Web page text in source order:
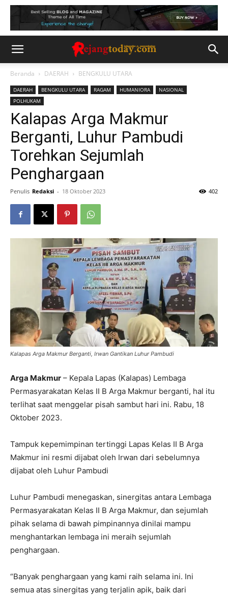
Beranda DAERAH BENGKULU UTARA
DAERAH BENGKULU UTARA RAGAM HUMANIORA
NASIONAL
POLHUKAM
Kalapas Arga Makmur
Berganti, Luhur Pambudi
Torehkan Sejumlah
Penghargaan
Penulis Redaksi - 18 Oktober 2023 402
Kalapas Arga Makmur Berganti, Irwan Gantikan Luhur Pambudi
Arga Makmur – Kepala Lapas (Kalapas) Lembaga
Permasyarakatan Kelas II B Arga Makmur berganti, hal itu
terlihat saat menggelar pisah sambut hari ini. Rabu, 18
Oktober 2023.
Tampuk kepemimpinan tertinggi Lapas Kelas II B Arga
Makmur ini resmi dijabat oleh Irwan dari sebelumnya
dijabat oleh Luhur Pambudi
Luhur Pambudi menegaskan, sinergitas antara Lembaga
Permasyarakatan Kelas II B Arga Makmur, dan sejumlah
pihak selama di bawah pimpinannya dinilai mampu
menghantarkan lembaga ini meraih sejumlah
penghargaan.
“Banyak penghargaan yang kami raih selama ini. Ini
semua atas sinergitas yang terjalin apik, baik dari